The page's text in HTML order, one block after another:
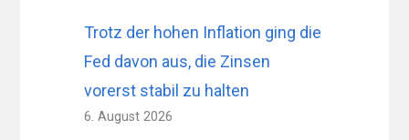
Trotz der hohen Inflation ging die
Fed davon aus, die Zinsen
vorerst stabil zu halten
6. August 2026